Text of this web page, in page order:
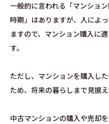
一般的に言われる「マンショ
時期」はありますが、人によ
ますので、マンション購入に
す。
ただし、マンションを購入し
ため、将来の暮らしまで見据
中古マンションの購入や売却